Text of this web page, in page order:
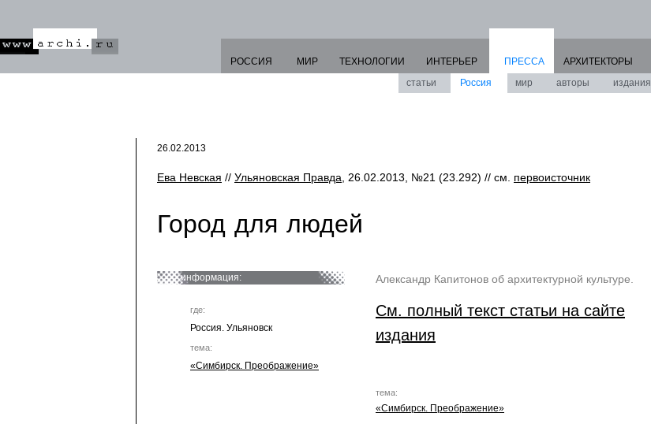
РОССИЯ МИР ТЕХНОЛОГИИ ИНТЕРЬЕР
ПРЕССА
статьи
Россия мир авторы издания
АРХИТЕКТОРЫ
26.02.2013
Ева Невская // Ульяновская Правда , 26.02.2013, №21 (23.292) // см. первоисточник
Город для людей
информация:
где:
Россия. Ульяновск
тема:
«Симбирск. Преображение»
Александр Капитонов об архитектурной культуре.
См. полный текст статьи на сайте
издания
тема:
«Симбирск. Преображение»